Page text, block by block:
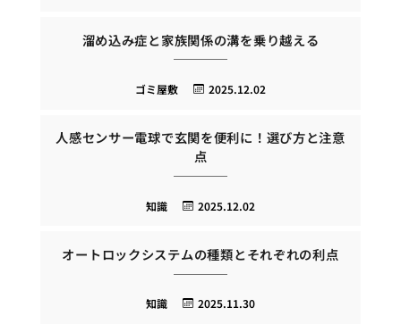
溜め込み症と家族関係の溝を乗り越える
2025.12.02
ゴミ屋敷
人感センサー電球で玄関を便利に！選び方と注意
点
2025.12.02
知識
オートロックシステムの種類とそれぞれの利点
2025.11.30
知識